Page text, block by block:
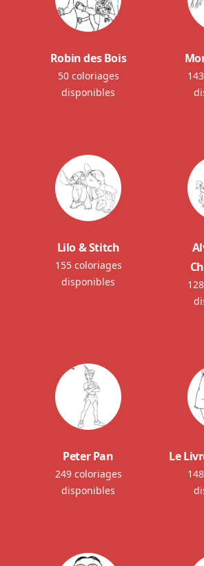
Robin des Bois
50 coloriages
disponibles
Lilo & Stitch
155 coloriages
disponibles
Peter Pan
249 coloriages
disponibles
Le